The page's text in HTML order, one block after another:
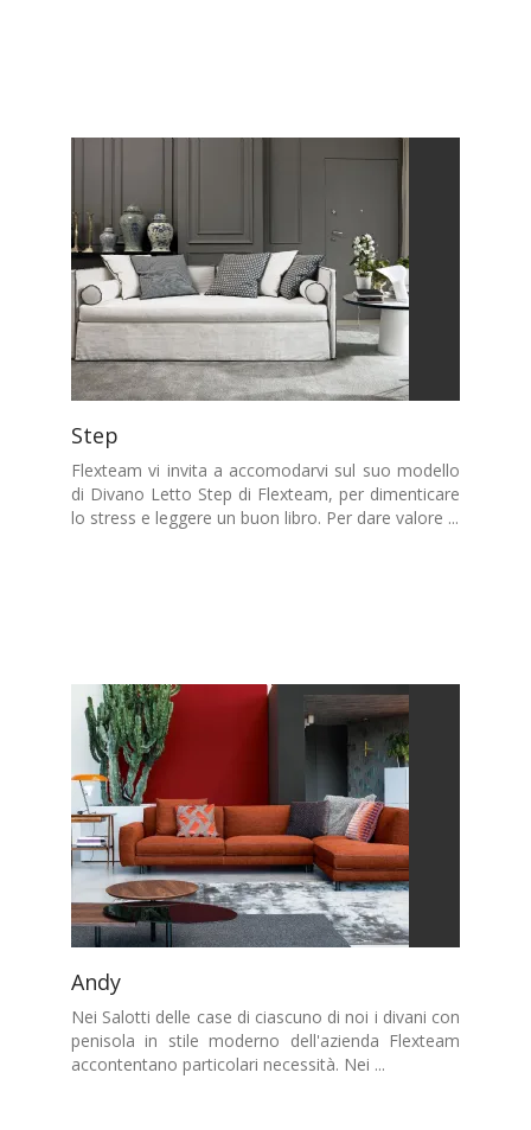
Step
Flexteam vi invita a accomodarvi sul suo modello
di Divano Letto Step di Flexteam, per dimenticare
lo stress e leggere un buon libro. Per dare valore ...
Andy
Nei Salotti delle case di ciascuno di noi i divani con
penisola in stile moderno dell'azienda Flexteam
accontentano particolari necessità. Nei ...